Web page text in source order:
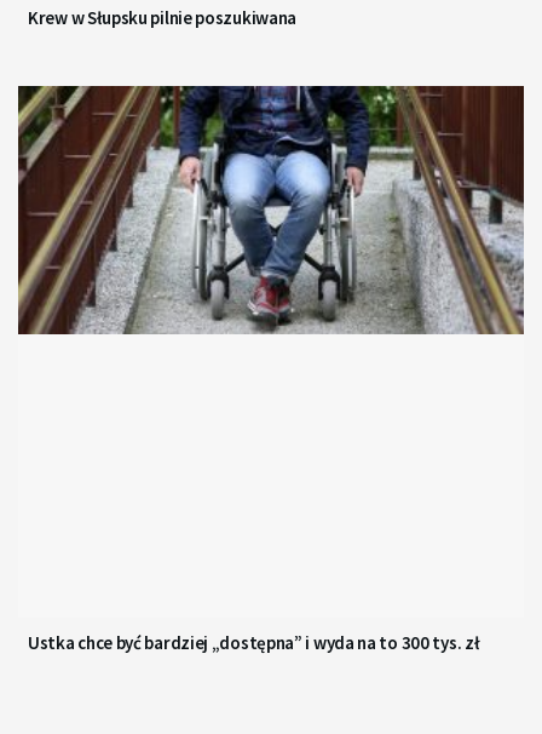
Krew w Słupsku pilnie poszukiwana
Ustka chce być bardziej „dostępna” i wyda na to 300 tys. zł